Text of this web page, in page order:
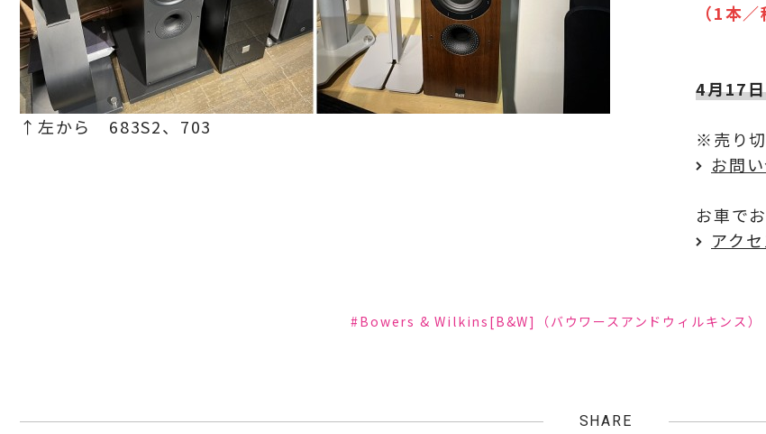
↑左から 683S2、703
（1本／
4月17
※売り切
お問
お車で
アク
#Bowers & Wilkins[B&W]（バウワースアンドウィルキンス）
SHARE